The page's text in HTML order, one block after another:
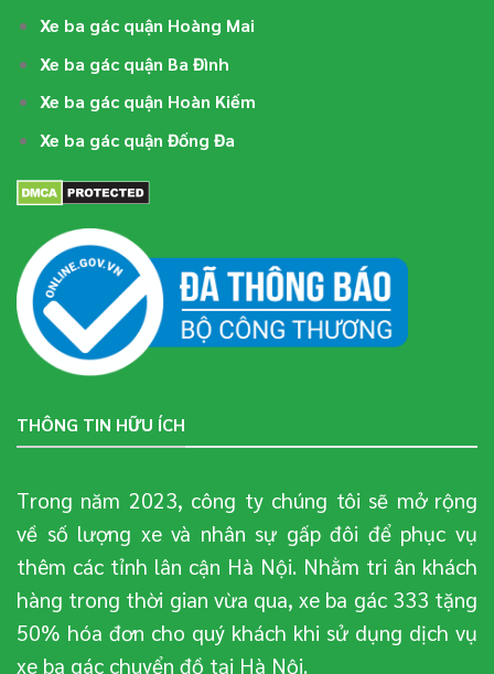
Xe ba gác quận Hoàng Mai
Xe ba gác quận Ba Đình
Xe ba gác quận Hoàn Kiếm
Xe ba gác quận Đống Đa
THÔNG TIN HỮU ÍCH
Trong năm 2023, công ty chúng tôi sẽ mở rộng
về số lượng xe và nhân sự gấp đôi để phục vụ
thêm các tỉnh lân cận Hà Nội. Nhằm tri ân khách
hàng trong thời gian vừa qua, xe ba gác 333 tặng
50% hóa đơn cho quý khách khi sử dụng dịch vụ
xe ba gác chuyển đồ tại Hà Nội.